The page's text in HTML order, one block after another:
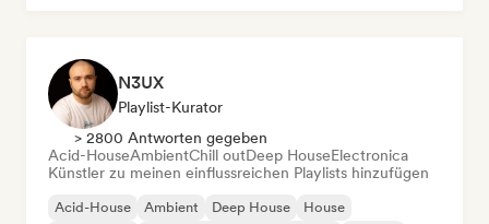
N3UX
Playlist-Kurator
> 2800 Antworten gegeben
Acid-HouseAmbientChill outDeep HouseElectronica
Künstler zu meinen einflussreichen Playlists hinzufügen
Acid-House Ambient Deep House
House